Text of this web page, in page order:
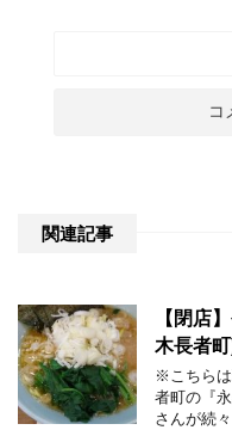
関連記事
【閉店
木長者
※こちら
者町の『
さんが続